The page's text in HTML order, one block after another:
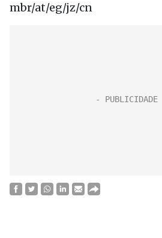
mbr/at/eg/jz/cn